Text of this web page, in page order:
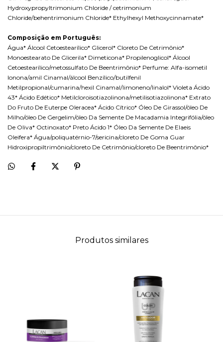
Hydroxypropyltrimonium Chloride / cetrimonium
Chloride/behentrimonium Chloride* Ethylhexyl Methoxycinnamate*
Composição em Português:
Água* Álcool Cetoestearílico* Glicerol* Cloreto De Cetrimônio*
Monoestearato De Glicerila* Dimeticona* Propilenoglicol* Álcool
Cetoestearílico/metossulfato De Beentrimônio* Perfume: Alfa-isometil
Ionona/amil Cinamal/álcool Benzílico/butilfenil
Metilpropional/cumarina/hexil Cinamal/limoneno/linalol* Violeta Ácido
43* Ácido Edético* Metilcloroisotiazolinona/metilisotiazolinona* Extrato
Do Fruto De Euterpe Oleracea* Ácido Cítrico* Óleo De Girassol/óleo De
Milho/óleo De Gergelim/óleo Da Semente De Macadamia Integrifólia/óleo
De Oliva* Octinoxato* Preto Ácido 1* Óleo Da Semente De Elaeis
Oleifera* Água/poliquatérnio-7/sericina/cloreto De Goma Guar
Hidroxipropiltrimônio/cloreto De Cetrimônio/cloreto De Beentrimônio*
Produtos similares